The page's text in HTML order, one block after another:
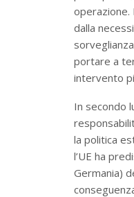
operazione.
dalla
portare a
intervento
In secondo
la politica
l’UE ha
Germania)